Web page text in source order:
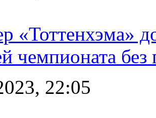
«Тоттенхэма»
чемпионата
22:05